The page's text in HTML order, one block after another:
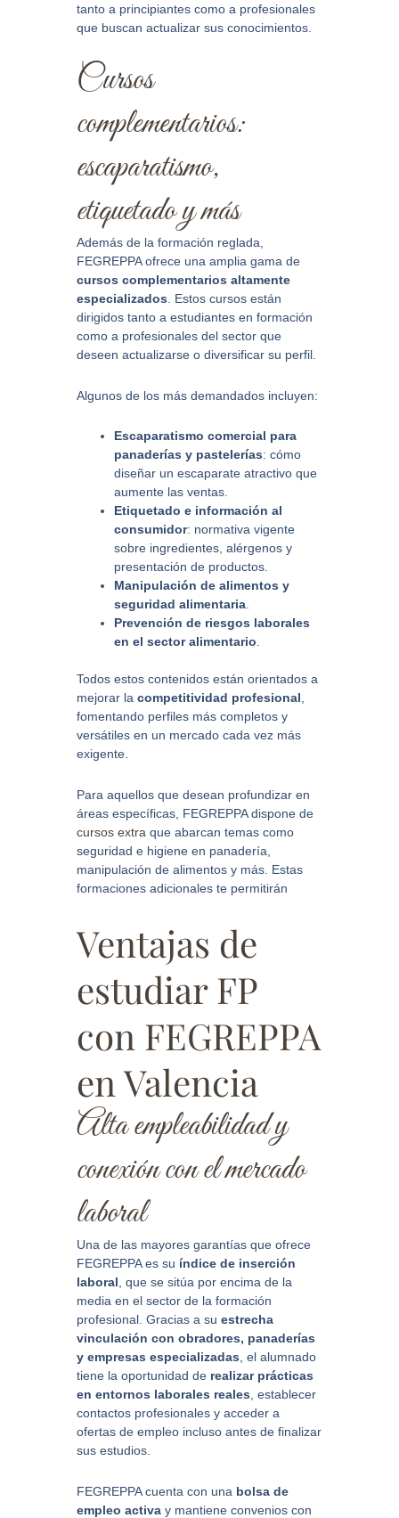
tanto a principiantes como a profesionales
que buscan actualizar sus conocimientos.
Cursos
complementarios:
escaparatismo,
etiquetado y más
Además de la formación reglada,
FEGREPPA ofrece una amplia gama de
cursos complementarios altamente
especializados . Estos cursos están
dirigidos tanto a estudiantes en formación
como a profesionales del sector que
deseen actualizarse o diversificar su perfil.
Algunos de los más demandados incluyen:
Escaparatismo comercial para
panaderías y pastelerías: cómo
diseñar un escaparate atractivo que
aumente las ventas.
Etiquetado e información al
consumidor: normativa vigente
sobre ingredientes, alérgenos y
presentación de productos.
Manipulación de alimentos y
seguridad alimentaria
Prevención de riesgos laborales
en el sector alimentario
Todos estos contenidos están orientados a
mejorar lacompetitividad profesional
fomentando perfiles más completos y
versátiles en un mercado cada vez más
exigente.
Para aquellos que desean profundizar en
áreas específicas, FEGREPPA dispone de
cursos extra que abarcan temas como
seguridad e higiene en panadería,
manipulación de alimentos y más. Estas
formaciones adicionales te permitirán
Ventajas de
estudiar FP
con FEGREPPA
en Valencia
Alta empleabilidad y
conexión con el mercado
laboral
Una de las mayores garantías que ofrece
FEGREPPA es su índice de inserción
laboral , que se sitúa por encima de la
media en el sector de la formación
profesional. Gracias a suestrecha
vinculación con obradores, panaderías
y empresas especializadas , el alumnado
tiene la oportunidad de realizar prácticas
en entornos laborales reales , establecer
contactos profesionales y acceder a
ofertas de empleo incluso antes de finalizar
sus estudios.
FEGREPPA cuenta con una bolsa de
empleo activa y mantiene convenios con